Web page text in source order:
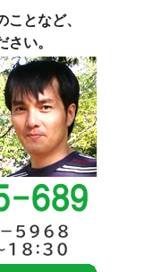
ことなど、
い。